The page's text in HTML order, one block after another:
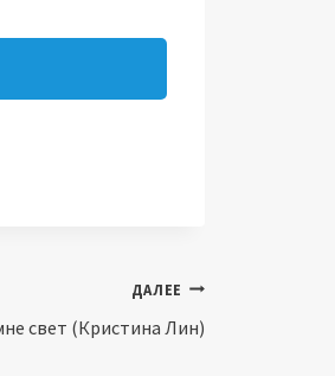
ДАЛЕЕ
свет (Кристина Лин)